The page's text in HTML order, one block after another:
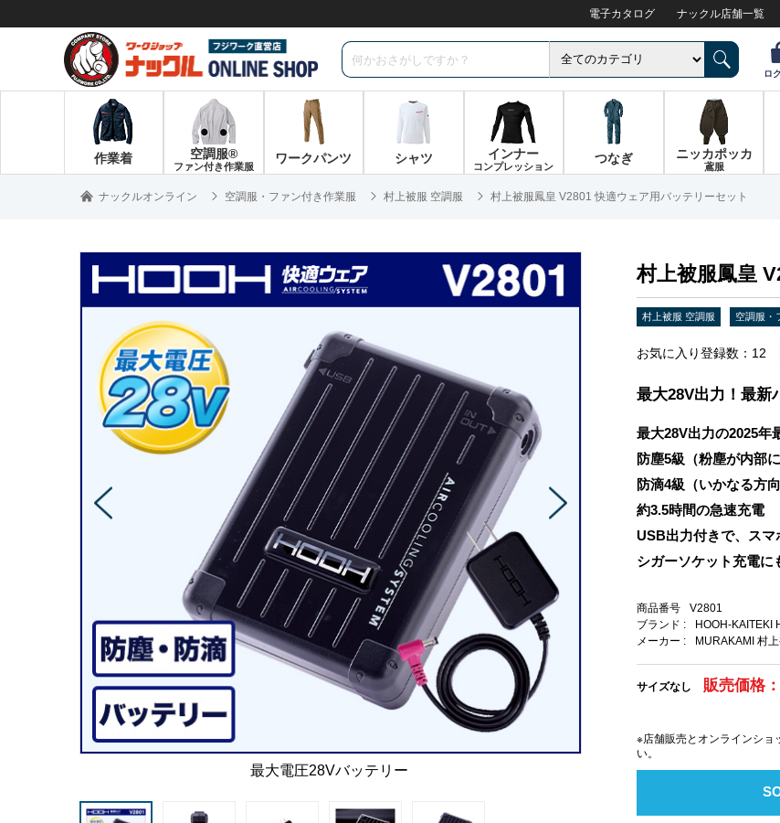
電子カタログ ナックル店舗一覧
ロ
作業着 空調服®
ファン付き作業服
ワークパンツ シャツ インナー
コンプレッション
つなぎ ニッカポッカ
鳶服
ナックルオンライン 空調服・ファン付き作業服 村上被服 空調服 村上被服鳳皇 V2801 快適ウェア用バッテリーセット
最大電圧28Vバッテリー
村上被服鳳皇
村上被服 空調服 空調服・
お気に入り登録数： 12
最大28V出力！最新
最大28V出力の2025年
防塵5級（粉塵が内部
防滴4級（いかなる方
約3.5時間の急速充電
USB出力付きで、スマ
シガーソケット充電に
商品番号
V2801
ブランド :
HOOH-KAITEKI
メーカー :
MURAKAMI 村
サイズなし 販売価格
※店舗販売とオンラインショ
い。